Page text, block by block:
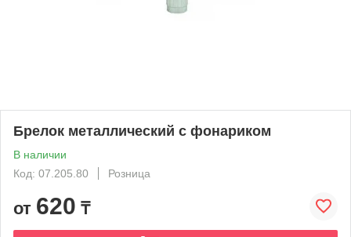
Брелок металлический с фонариком
В наличии
Код: 07.205.80
Розница
от 620 ₸